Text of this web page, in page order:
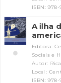
ISBN:
A ilha
Editora:
Sociais e
Autor:
Local:
ISBN: